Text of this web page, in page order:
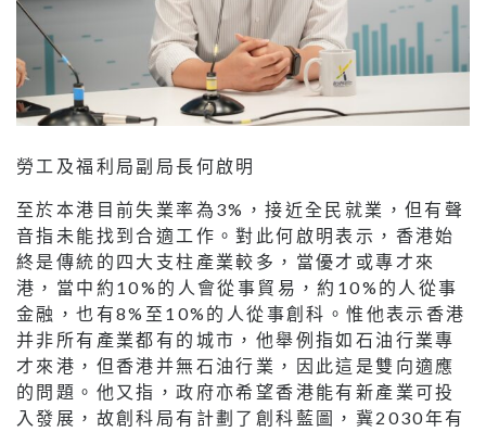
勞工及福利局副局長何啟明
至於本港目前失業率為3%，接近全民就業，但有聲
音指未能找到合適工作。對此何啟明表示，香港始
終是傳統的四大支柱產業較多，當優才或專才來
港，當中約10%的人會從事貿易，約10%的人從事
金融，也有8%至10%的人從事創科。惟他表示香港
并非所有產業都有的城市，他舉例指如石油行業專
才來港，但香港并無石油行業，因此這是雙向適應
的問題。他又指，政府亦希望香港能有新產業可投
入發展，故創科局有計劃了創科藍圖，冀2030年有